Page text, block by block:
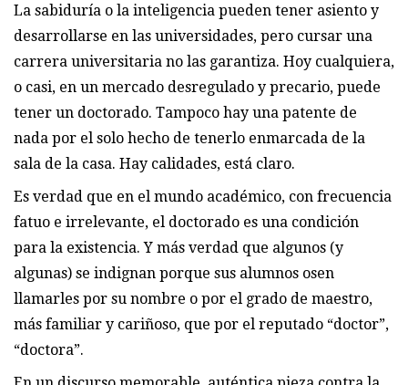
La sabiduría o la inteligencia pueden tener asiento y
desarrollarse en las universidades, pero cursar una
carrera universitaria no las garantiza. Hoy cualquiera,
o casi, en un mercado desregulado y precario, puede
tener un doctorado. Tampoco hay una patente de
nada por el solo hecho de tenerlo enmarcada de la
sala de la casa. Hay calidades, está claro.
Es verdad que en el mundo académico, con frecuencia
fatuo e irrelevante, el doctorado es una condición
para la existencia. Y más verdad que algunos (y
algunas) se indignan porque sus alumnos osen
llamarles por su nombre o por el grado de maestro,
más familiar y cariñoso, que por el reputado “doctor”,
“doctora”.